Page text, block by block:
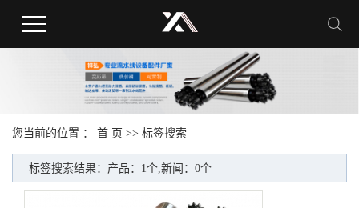
您当前的位置 ： 首 页 >> 标签搜索
标签搜索结果：产品：1个,新闻：0个